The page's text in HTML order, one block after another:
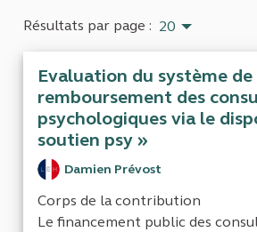
Résultats par page : 20
Evaluation du système de
remboursement des
psychologiques via le
soutien psy »
Damien Prévost
Corps de la contribution
Le financement public des